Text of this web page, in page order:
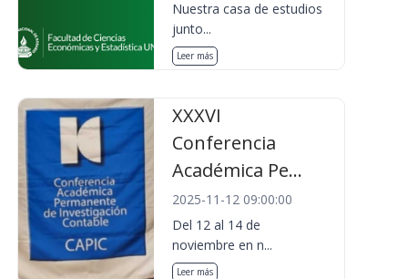
Nuestra casa de estudios
junto...
Leer más
XXXVI
Conferencia
Académica Pe...
2025-11-12 09:00:00
Del 12 al 14 de
noviembre en n...
Leer más